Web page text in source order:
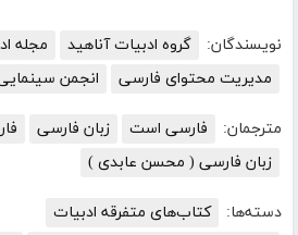
نویسندگان: گروه ادبیات آناهید
مجله
مدیریت محتوای فارسی
انجمن
مترجمان: فارسی است زبان فارسی
زبان فارسی ( محسن عابدی )
دسته‌ها:
کتاب‌های متفرقه ادبیات